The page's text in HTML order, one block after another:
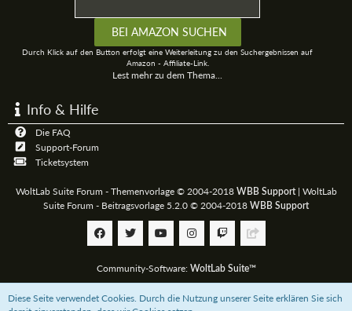
Durch Klick auf den Button erfolgt eine Weiterleitung zu den Suchergebnissen auf
Amazon - Affiliate-Link.
Lest mehr zu dem Thema...
Info & Hilfe
Die FAQ
Support-Forum
Ticketsystem
WoltLab Suite Forum - Themenvorlage © 2004-2018 WBB Support| WoltLab
Suite Forum - Beitragsvorlage 5.2.0 © 2004-2018 WBB Support
Community-Software: WoltLab Suite™
Unterstützt das 3D-Board mit einerPaypal-Zahlung oder bestellt über uns bei
Diese Seite verwendet Cookies. Durch die Nutzung unserer Seite erklären Sie sich